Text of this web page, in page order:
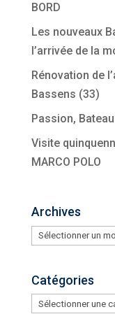
BORD
Les nouveaux
l’arrivée de la
Rénovation de
Bassens (33)
Passion, Bateau
Visite
MARCO POLO
Archives
Archives
Catégories
Catégories